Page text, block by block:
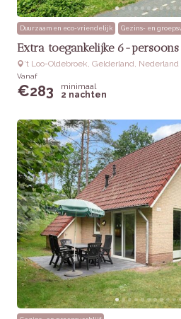
Duurzaam en eco-vriendelijk Gezins- en
Extra toegankelijke 6-
‘t Loo-Oldebroek, Gelderland, Nederland
Vanaf
€283
minimaal
2 nachten